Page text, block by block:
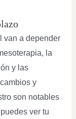
van a depender
la
y las
y
son notables
ver tu